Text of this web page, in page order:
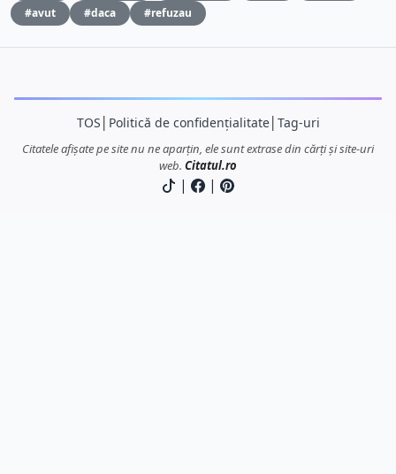
#avut
#daca #refuzau
TOS Politică de confidențialitate│ Tag-uri
Citatele afișate pe site nu ne aparțin, ele sunt extrase din cărți și site-uri
web. Citatul.ro
| |